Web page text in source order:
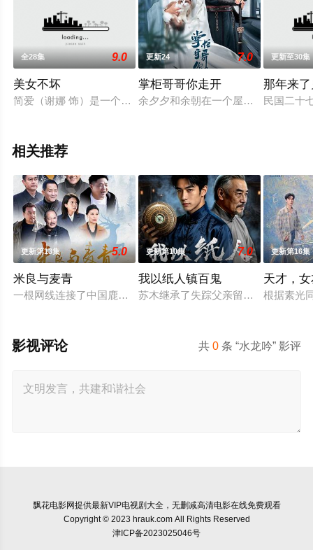
视剧全集就上飘花影院，更多相关信息可移步至豆瓣电视
剧、电视猫或剧情网等平台了解。
全28集 9.0
美女不坏
简爱（谢娜 饰）是一个非常向往金钱的女人，唯一的心愿就是
更新24 7.0
掌柜哥哥你走开
余夕夕和余朝在一个屋檐下一起长大
更新至30集
那年来
民国二十
相关推荐
更新第13集 5.0
米良与麦青
一根网线连接了中国鹿鸣村和英国牛津，麦香通过视频向米良
更新第10集 7.0
我以纸人镇百鬼
苏木继承了失踪父亲留下的白事馆，
更新第16集
天才，
根据素光
共0 条 “水龙吟” 影评
影视评论
飘花电影网提供最新VIP电视剧大全，无删减高清电影在线免费观看
Copyright © 2023 hrauk.com All Rights Reserved
津ICP备2023025046号